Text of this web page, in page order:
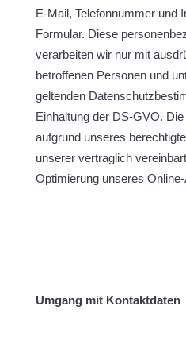
E-Mail, Telefonnummer und
Formular. Diese
verarbeiten wir nur mit
betroffenen Personen und
geltenden
Einhaltung der DS-GVO.
aufgrund unseres
unserer vertraglich
Optimierung unseres
Umgang mit Kontaktdaten